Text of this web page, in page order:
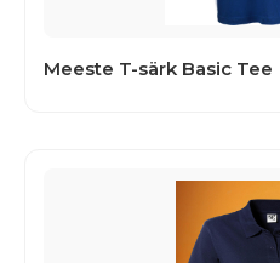
Meeste T-särk Basic Tee